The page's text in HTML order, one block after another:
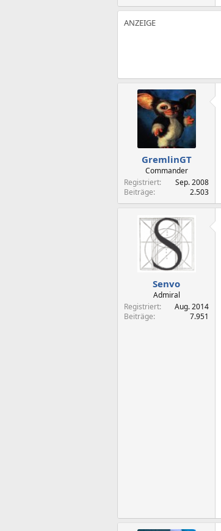
GremlinGT
Commander
Registriert
Sep. 2008
Beiträge
2.503
Senvo
Admiral
Registriert
Aug. 2014
Beiträge
7.951